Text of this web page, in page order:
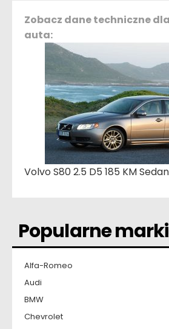
Zobacz dane techniczne
auta:
Volvo S80 2.5 D5 185 KM Sedan
Popularne
Alfa-Romeo
Audi
BMW
Chevrolet